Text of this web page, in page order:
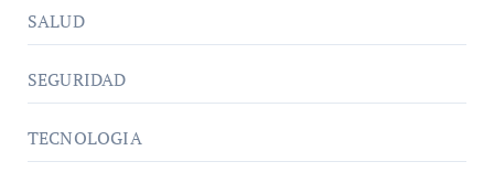
SALUD
SEGURIDAD
TECNOLOGIA